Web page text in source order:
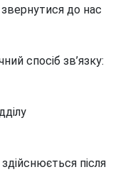
до нас
спосіб зв’язку:
після